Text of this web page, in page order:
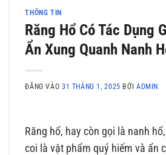
THÔNG TIN
Răng Hổ Có Tác Dụng
Ẩn Xung Quanh Nanh
ĐĂNG VÀO 31 THÁNG 1, 2025 BỞI ADMIN
Răng hổ, hay còn gọi là nanh
coi là vật phẩm quý hiếm và ẩn